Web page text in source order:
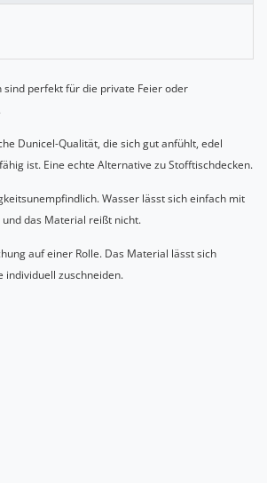
sind perfekt für die private Feier oder
Dunicel-Qualität, die sich gut anfühlt, edel
ist. Eine echte Alternative zu Stofftischdecken.
Wasser lässt sich einfach mit
das Material reißt nicht.
auf einer Rolle. Das Material lässt sich
individuell zuschneiden.